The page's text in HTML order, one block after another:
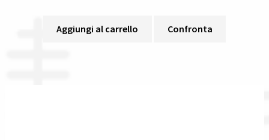
Aggiungi al carrello Confronta